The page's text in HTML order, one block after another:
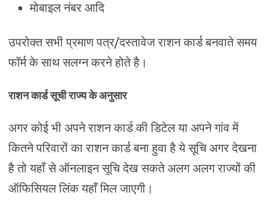
मोबाइल नंबर आदि
उपरोक्त सभी प्रमाण पत्र/दस्तावेज राशन कार्ड बनवाते समय
फॉर्म के साथ सलग्न करने होते है।
राशन कार्ड सूची राज्य के अनुसार
अगर कोई भी अपने राशन कार्ड की डिटेल या अपने गांव में
कितने परिवारों का राशन कार्ड बना हुवा है ये सूचि अगर देखना
है तो यहाँ से ऑनलाइन सूचि देख सकते अलग अलग राज्यों की
ऑफिसियल लिंक यहाँ मिल जाएगी।